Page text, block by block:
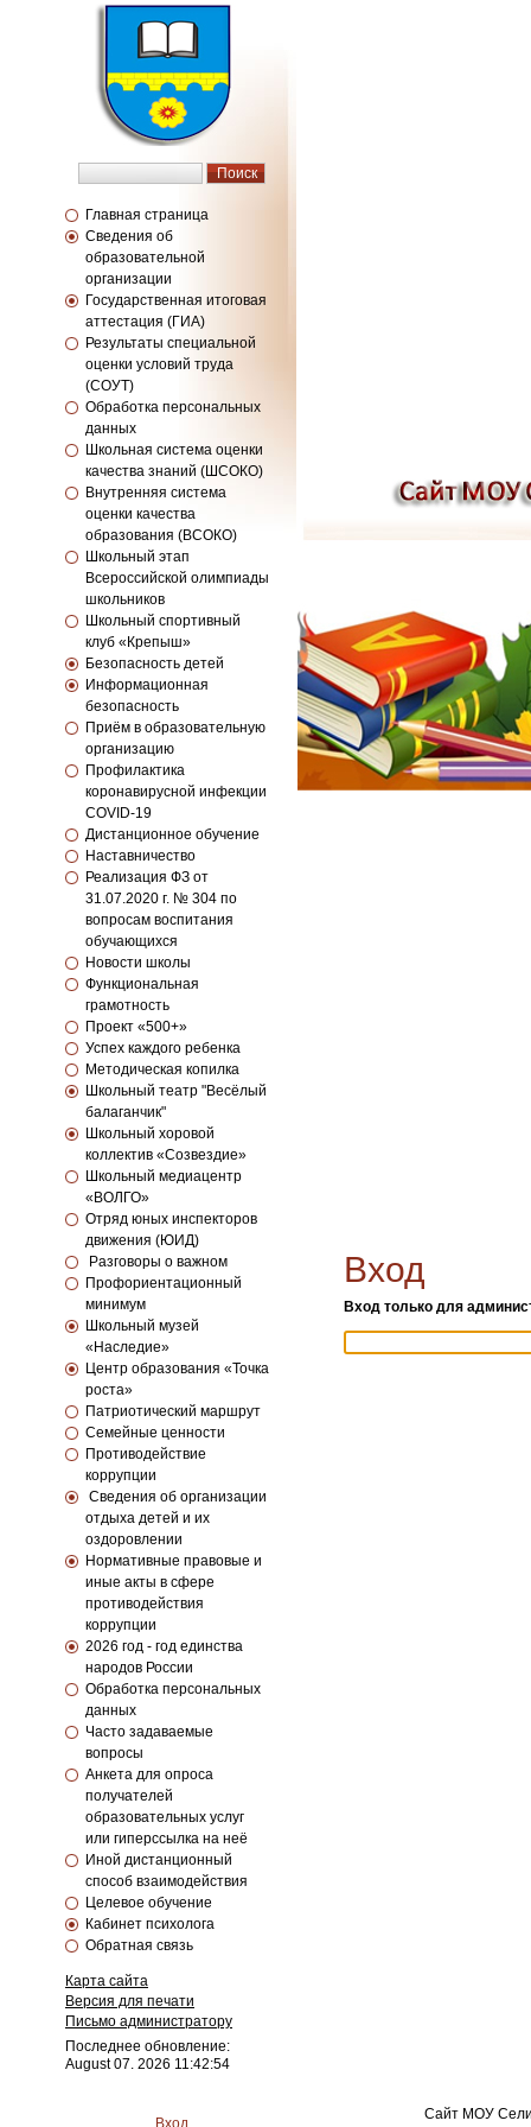
Главная страница
Сведения об
образовательной
организации
Государственная итоговая
аттестация (ГИА)
Результаты специальной
оценки условий труда
(СОУТ)
Обработка персональных
данных
Школьная система оценки
качества знаний (ШСОКО)
Внутренняя система
оценки качества
образования (ВСОКО)
Школьный этап
Всероссийской олимпиады
школьников
Школьный спортивный
клуб «Крепыш»
Безопасность детей
Информационная
безопасность
Приём в образовательную
организацию
Профилактика
коронавирусной инфекции
COVID-19
Дистанционное обучение
Наставничество
Реализация ФЗ от
31.07.2020 г. № 304 по
вопросам воспитания
обучающихся
Новости школы
Функциональная
грамотность
Проект «500+»
Успех каждого ребенка
Методическая копилка
Школьный театр "Весёлый
балаганчик"
Школьный хоровой
коллектив «Созвездие»
Школьный медиацентр
«ВОЛГО»
Отряд юных инспекторов
движения (ЮИД)
Разговоры о важном
Профориентационный
минимум
Школьный музей
«Наследие»
Центр образования «Точка
роста»
Патриотический маршрут
Семейные ценности
Противодействие
коррупции
Сведения об организации
отдыха детей и их
оздоровлении
Нормативные правовые и
иные акты в сфере
противодействия
коррупции
2026 год - год единства
народов России
Обработка персональных
данных
Часто задаваемые
вопросы
Анкета для опроса
получателей
образовательных услуг
или гиперссылка на неё
Иной дистанционный
способ взаимодействия
Целевое обучение
Кабинет психолога
Обратная связь
Карта сайта
Версия для печати
Письмо администратору
Последнее обновление:
August 07. 2026 11:42:54
Вход
Вход только для
Вход
Сайт МОУ